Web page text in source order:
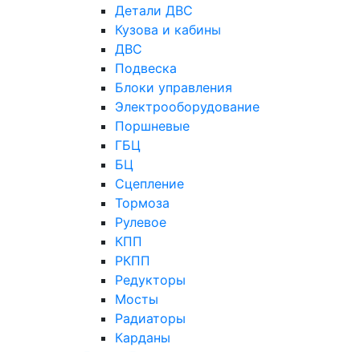
Детали ДВС
Кузова и кабины
ДВС
Подвеска
Блоки управления
Электрооборудование
Поршневые
ГБЦ
БЦ
Сцепление
Тормоза
Рулевое
КПП
РКПП
Редукторы
Мосты
Радиаторы
Карданы